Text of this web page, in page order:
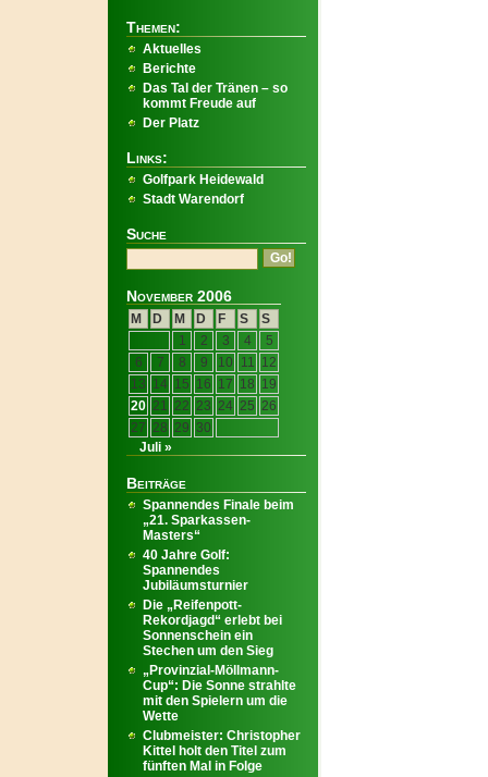
Themen:
Aktuelles
Berichte
Das Tal der Tränen – so
kommt Freude auf
Der Platz
Links:
Golfpark Heidewald
Stadt Warendorf
Suche
November 2006
M D M D F S
S
1
2 3 4
5
6
7 8 9 10 11 12
13 14 15 16 17 18 19
20 21 22 23 24 25 26
27 28 29 30
Juli »
Beiträge
Spannendes Finale beim
„21. Sparkassen-
Masters“
40 Jahre Golf:
Spannendes
Jubiläumsturnier
Die „Reifenpott-
Rekordjagd“ erlebt bei
Sonnenschein ein
Stechen um den Sieg
„Provinzial-Möllmann-
Cup“: Die Sonne strahlte
mit den Spielern um die
Wette
Clubmeister: Christopher
Kittel holt den Titel zum
fünften Mal in Folge